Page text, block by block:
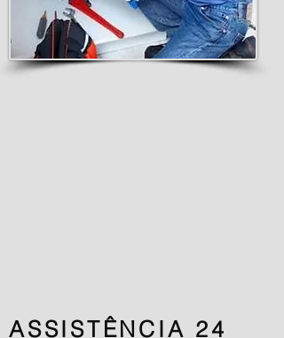
DANOS ELÉTRICOS
Danos causados a
instalações elétricas,
ASSISTÊNCIA 24